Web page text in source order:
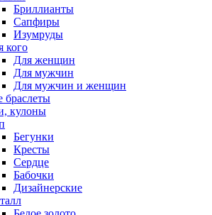
Бриллианты
Сапфиры
Изумруды
кого
Для женщин
Для мужчин
Для мужчин и женщин
браслеты
кулоны
Бегунки
Кресты
Сердце
Бабочки
Дизайнерские